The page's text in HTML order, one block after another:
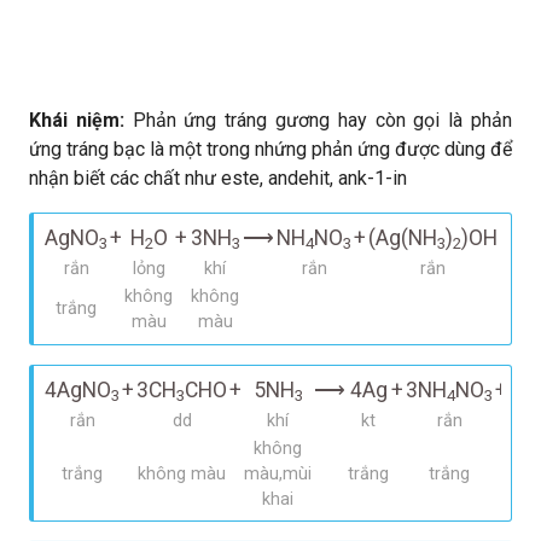
Khái niệm: Phản ứng tráng gương hay còn gọi là phản
ứng tráng bạc là một trong nhứng phản ứng được dùng để
nhận biết các chất như este, andehit, ank-1-in
AgNO3 + H 2O + 3NH 3 ⟶ NH 4NO3 + (Ag(NH 3)2)OH
rắn lỏng khí rắn
rắn
trắng
không
màu
không
màu
4AgNO3 + 3CH3CHO+ 5NH3 ⟶ 4Ag + 3NH4NO3 +
rắn dd khí kt rắn
trắng không màu
không
màu,mùi
khai
trắng trắng